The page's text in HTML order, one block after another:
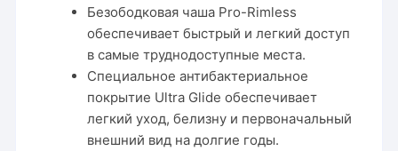
Безободковая чаша Pro-Rimless
обеспечивает быстрый и легкий доступ
в самые труднодоступные места.
Специальное антибактериальное
покрытие Ultra Glide обеспечивает
легкий уход, белизну и первоначальный
внешний вид на долгие годы.